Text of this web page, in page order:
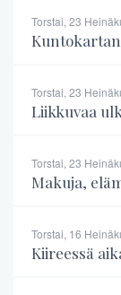
Torstai, 23
Torstai, 23
Liikkuvaa
Torstai, 23
Makuja,
Torstai, 16
Kiireessä